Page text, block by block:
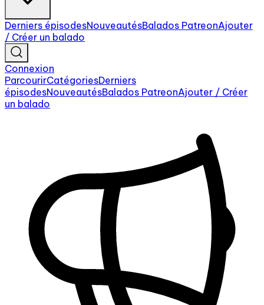
Derniers épisodesNouveautésBalados PatreonAjouter
/ Créer un balado
Connexion
ParcourirCatégoriesDerniers
épisodesNouveautésBalados PatreonAjouter / Créer
un balado